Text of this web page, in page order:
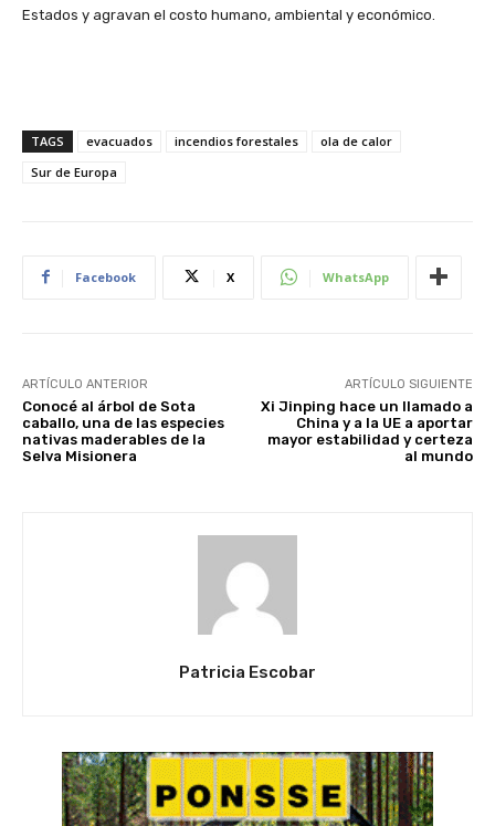
Estados y agravan el costo humano, ambiental y económico.
TAGS evacuados incendios forestales
ola de calor
Sur de Europa
Facebook X WhatsApp
ARTÍCULO ANTERIOR
Conocé al árbol de Sota
caballo, una de las especies
nativas maderables de la
Selva Misionera
ARTÍCULO SIGUIENTE
Xi Jinping hace un llamado a
China y a la UE a aportar
mayor estabilidad y certeza
al mundo
Patricia Escobar